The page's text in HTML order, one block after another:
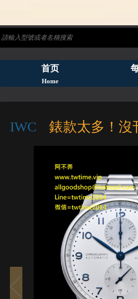
首页
Home
IWC 錶款太多！沒